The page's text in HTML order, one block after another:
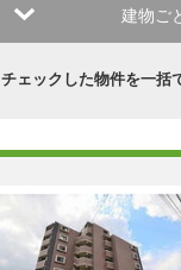
建物ご
チェックした物件を一括